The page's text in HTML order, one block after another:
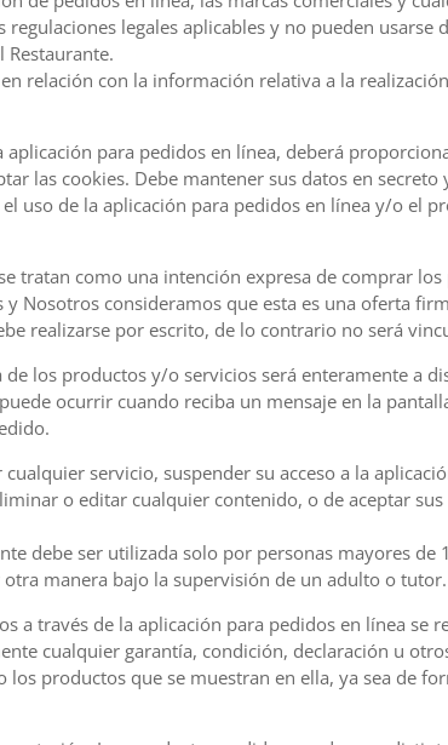
legales aplicables y no pueden usarse
relación con la información relativa a la
para pedidos en línea, deberá
las cookies. Debe mantener sus datos en
uso de la aplicación para pedidos en línea y/o el
tratan como una intención expresa de comprar
Nosotros consideramos que esta es una oferta
realizarse por escrito, de lo contrario no será
los productos y/o servicios será enteramente a
ocurrir cuando reciba un mensaje en la
servicio, suspender su acceso a la
o editar cualquier contenido, o de aceptar
debe ser utilizada solo por personas mayores de
manera bajo la supervisión de un adulto o tutor.
a través de la aplicación para pedidos en línea se
cualquier garantía, condición, declaración u
productos que se muestran en ella, ya sea de